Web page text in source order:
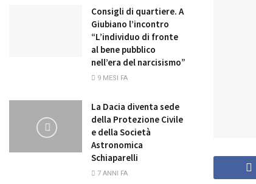
Consigli di quartiere. A
Giubiano l’incontro
“L’individuo di fronte
al bene pubblico
nell’era del narcisismo”
9 MESI FA
La Dacia diventa sede
della Protezione Civile
e della Società
Astronomica
Schiaparelli
7 ANNI FA